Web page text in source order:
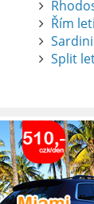
Řím
Split
letišti
v
letišti